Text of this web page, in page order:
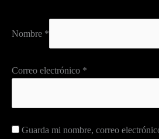
Nombre *
Correo electrónico *
Guarda mi nombre, correo